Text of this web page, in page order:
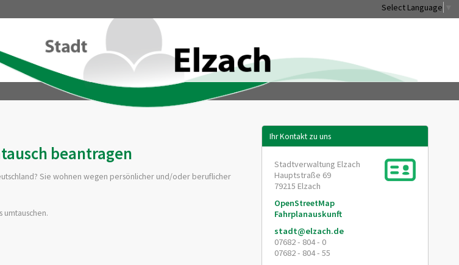
Select Language
beantragen
Sie wohnen wegen persönlicher und/oder beruflicher
umtauschen.
Ihr Kontakt zu uns
Stadtverwaltung Elzach
Hauptstraße 69
79215 Elzach
OpenStreetMap
Fahrplanauskunft
stadt@elzach.de
07682 - 804 - 0
07682 - 804 - 55